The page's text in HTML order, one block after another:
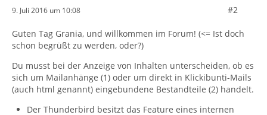
9. Juli 2016 um 10:08 #2
Guten Tag Grania, und willkommen im Forum! (<= Ist doch
schon begrüßt zu werden, oder?)
Du musst bei der Anzeige von Inhalten unterscheiden, ob es
sich um Mailanhänge (1) oder um direkt in Klickibunti-Mails
(auch html genannt) eingebundene Bestandteile (2) handelt.
Der Thunderbird besitzt das Feature eines internen